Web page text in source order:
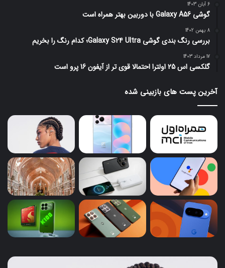
6 آبان 1403
گوشی Galaxy A56 با دوربین بهتر همراه است
8 بهمن 1402
بررسی رنگ بندی گوشی Galaxy S24 Ultra؛ کدام رنگ را بخریم
17 مرداد 1403
گلکسی اس 25 اولترا احتمالا قوی تر از آیفون 16 پرو است
آخرین پست های بازبینی شده
ایرباد